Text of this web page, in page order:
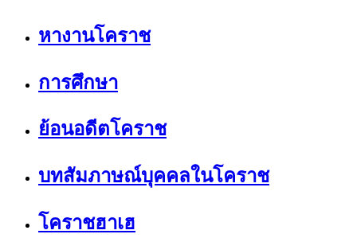
หางานโคราช
การศึกษา
ย้อนอดีตโคราช
บทสัมภาษณ์บุคคลในโคราช
โคราชฮาเฮ